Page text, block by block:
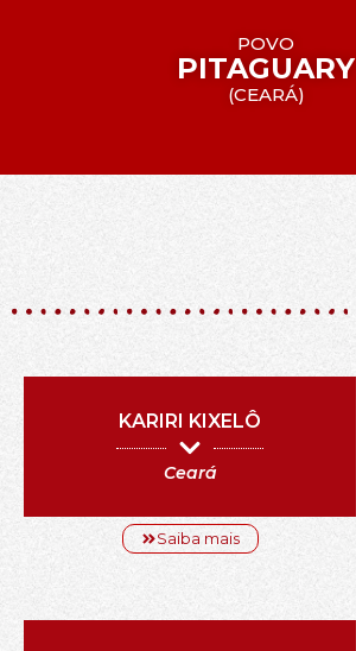
POVO
PITAGUARY
(CEARÁ)
KARIRI KIXELÔ
Ceará
Saiba mais